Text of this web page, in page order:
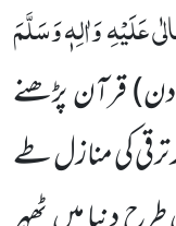
عَلَیْہِوَاٰلِہٖ وَسَلَّمَ
قرآن پڑھنے
کی منازل طے